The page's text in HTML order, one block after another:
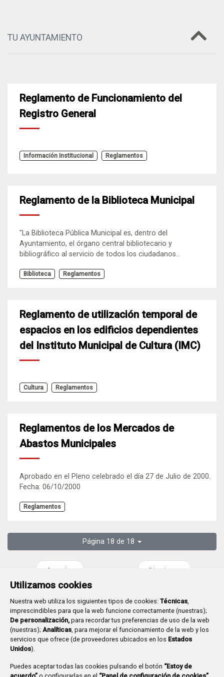
Utilizamos cookies
Nuestra web utiliza los siguientes tipos de cookies: Técnicas,
imprescindibles para que la web funcione correctamente (nuestras);
De personalización, para recordar tus preferencias de uso de la web
(nuestras); Analíticas, para mejorar el funcionamiento de la web y los
servicios que ofrece (de proveedores ubicados en los Estados
Unidos).
Puedes aceptar todas las cookies pulsando el botón “Estoy de
TU AYUNTAMIENTO
Reglamento de Funcionamiento del
Registro General
Información Institucional Reglamentos
Reglamento de la Biblioteca Municipal
"La Biblioteca Pública Municipal es, dentro del
Ayuntamiento, el órgano central bibliotecario y
bibliográfico al servicio de todos los ciudadanos...
Biblioteca Reglamentos
Reglamento de utilización temporal de
espacios en los edificios dependientes
del Instituto Municipal de Cultura (IMC)
Cultura Reglamentos
Reglamentos de los Mercados de
Abastos Municipales
Aprobado en el Pleno celebrado el día 27 de Julio de 2000.
Fecha: 06/10/2000
Reglamentos
Página 18 de 18
Anterior Siguiente
Plaza Mayor 1- 09071BURGOS
947 288 800 CIF:P-0906100-C
CONTACTO | AVISOS, QUEJAS Y SUGERENCIAS
CANAL DE DENUNCIAS
MAPA WEB AVISO LEGAL